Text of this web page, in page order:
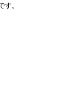
。